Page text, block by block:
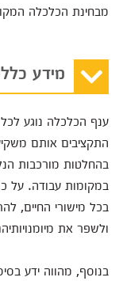
מבחינת הכלכלה
מידע
ענף הכלכלה נוגע
התקציבים אותם
בהחלטות מורכבות
במקומות עבודה. על
בכל מישורי החיים,
ולשפר את
בנוסף, מהווה ידע